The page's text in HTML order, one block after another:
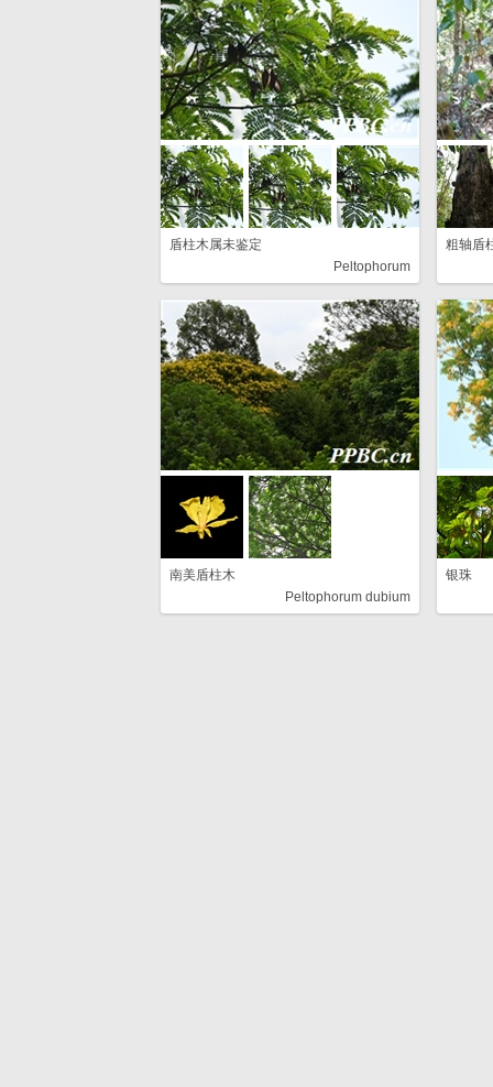
盾柱木属未鉴定
Peltophorum
粗轴盾
南美盾柱木
Peltophorum dubium
银珠